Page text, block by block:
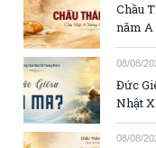
Chầu
năm A
08/08/
Đức
Nhật
08/08/